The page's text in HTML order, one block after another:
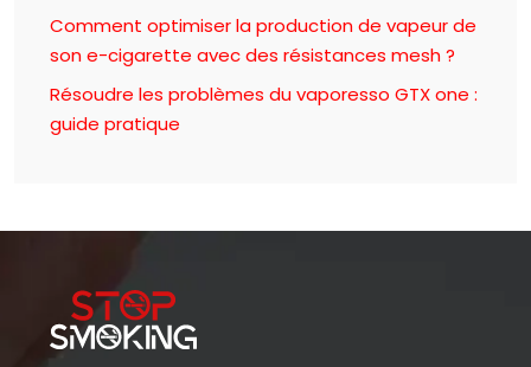
Comment optimiser la production de vapeur de
son e-cigarette avec des résistances mesh ?
Résoudre les problèmes du vaporesso GTX one :
guide pratique